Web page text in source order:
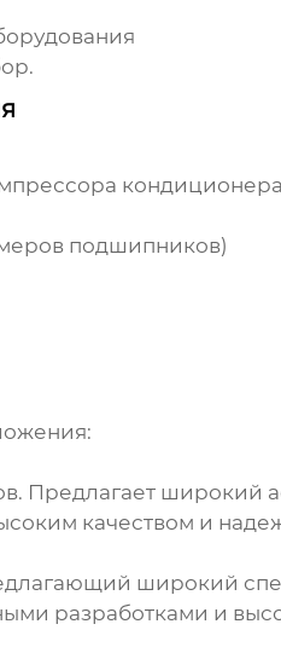
кондиционера
подшипников)
Предлагает широкий
качеством и
широкий
разработками и